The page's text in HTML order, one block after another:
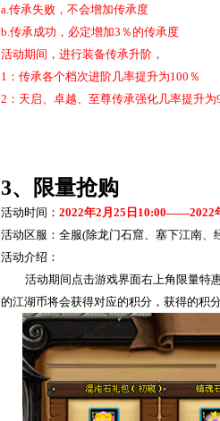
a.传承失败，不会增加传承度
b.传承成功，必定增加3 ％的传承度
活动期间，进行装备传承升阶，
1 ：传承各个档次进阶几率提升为100 ％
2 ：天启、卓越、至尊传承强化几率提升为
3、限量抢购
活动时间： 2022年2月 25 日 10:00——2022
活动区服：全服(除龙门石窟、塞下江南、
活动介绍：
活动期间点击游戏界面右上角限量特
的江湖币将会获得对应的积分，获得的积